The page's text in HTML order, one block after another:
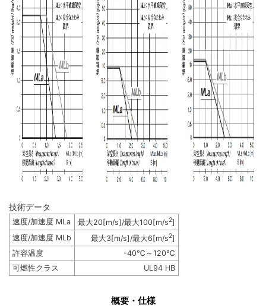
技術データ
速度/加速度 MLa 最大20[m/s]/最大100[m/s2]
速度/加速度 MLb
最大3[m/s]/最大6[m/s2]
許容温度
-40℃～120℃
可燃性クラス
UL94 HB
概要・仕様